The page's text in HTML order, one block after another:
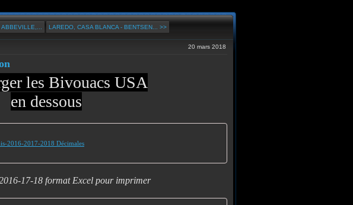
LAREDO, CASA BLANCA - BENTSEN... >>
20 mars 2018
les Bivouacs USA
en dessous
2016-2017-2018 Décimales
17-18 format Excel pour imprimer